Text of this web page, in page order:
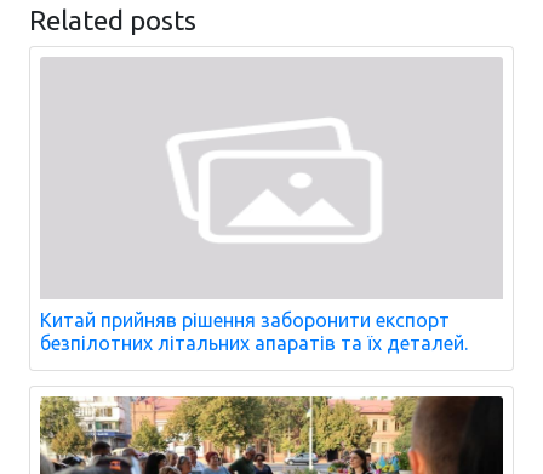
Related posts
Китай прийняв рішення заборонити експорт
безпілотних літальних апаратів та їх деталей.